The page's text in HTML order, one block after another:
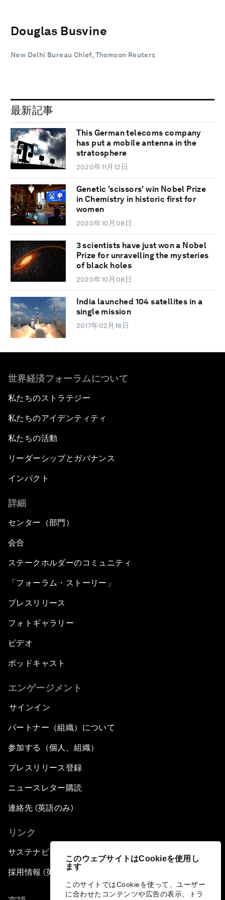
このウェブサイトはCookieを使用し
ます
このサイトではCookieを使って、ユーザー
に合わせたコンテンツや広告の表示、トラ
Douglas Busvine
New Delhi Bureau Chief, Thomson Reuters
最新記事
This German telecoms company
has put a mobile antenna in the
stratosphere
2020年11月12日
Genetic 'scissors' win Nobel Prize
in Chemistry in historic first for
women
2020年10月08日
3 scientists have just won a Nobel
Prize for unravelling the mysteries
of black holes
2020年10月08日
India launched 104 satellites in a
single mission
2017年02月16日
世界経済フォーラムについて
私たちのストラテジー
私たちのアイデンティティ
私たちの活動
リーダーシップとガバナンス
インパクト
詳細
センター（部門）
会合
ステークホルダーのコミュニティ
「フォーラム・ストーリー」
プレスリリース
フォトギャラリー
ビデオ
ポッドキャスト
エンゲージメント
サインイン
パートナー（組織）について
参加する（個人、組織）
プレスリリース登録
ニュースレター購読
連絡先 (英語のみ)
リンク
サステナビリティへの取り組み
採用情報 (英語のみ)